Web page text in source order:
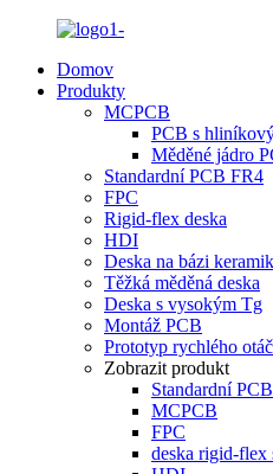
Domov
Produkty
MCPCB
PCB s
Měděné jádro
Standardní PCB FR4
FPC
Rigid-flex deska
HDI
Deska na bázi
Těžká měděná deska
Deska s vysokým Tg
Montáž PCB
Prototyp rychlého
Zobrazit produkt
Standardní PCB
MCPCB
FPC
deska rigid-flex